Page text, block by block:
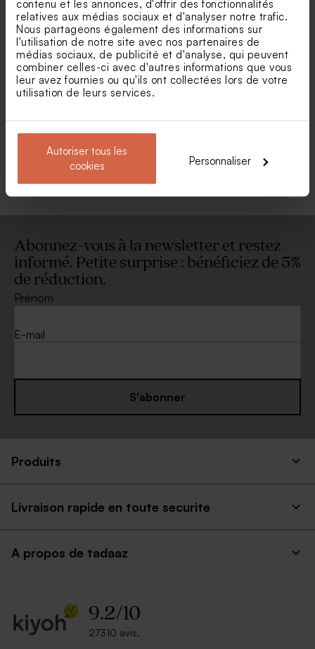
contenu et les annonces, d'offrir des fonctionnalités
relatives aux médias sociaux et d'analyser notre trafic.
Nous partageons également des informations sur
l'utilisation de notre site avec nos partenaires de
médias sociaux, de publicité et d'analyse, qui peuvent
combiner celles-ci avec d'autres informations que vous
leur avez fournies ou qu'ils ont collectées lors de votre
utilisation de leurs services.
Autoriser tous les
cookies
Personnaliser
Urne en bois personnalisée
Valisette de naissance
Nouveautés
Cadre coulissant en bois
pour photos de vacances
Abonnez-vous à la newsletter et restez
informé. Petite surprise : bénéficiez de 5%
de réduction.
Prénom
E-mail
S'abonner
Produits
Livraison rapide en toute securite
A propos de tadaaz
9.2/10
27310 avis.